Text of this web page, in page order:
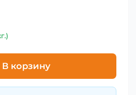
В корзину